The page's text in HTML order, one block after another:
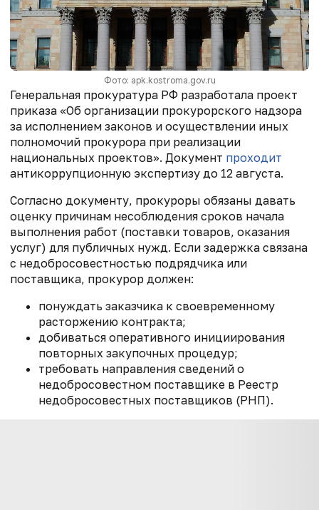
Фото: apk.kostroma.gov.ru
Генеральная прокуратура РФ разработала проект
приказа «Об организации прокурорского надзора
за исполнением законов и осуществлении иных
полномочий прокурора при реализации
национальных проектов». Документ проходит
антикоррупционную экспертизу до 12 августа.
Согласно документу, прокуроры обязаны давать
оценку причинам несоблюдения сроков начала
выполнения работ (поставки товаров, оказания
услуг) для публичных нужд. Если задержка связана
с недобросовестностью подрядчика или
поставщика, прокурор должен:
понуждать заказчика к своевременному
расторжению контракта;
добиваться оперативного инициирования
повторных закупочных процедур;
требовать направления сведений о
недобросовестном поставщике в Реестр
недобросовестных поставщиков (РНП).